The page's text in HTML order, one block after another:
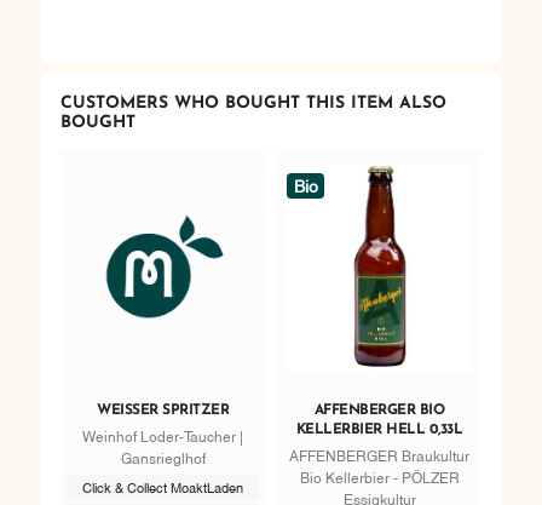
CUSTOMERS WHO BOUGHT THIS ITEM ALSO
BOUGHT
WEISSER SPRITZER
Weinhof Loder-Taucher |
Gansrieglhof
Click & Collect MoaktLaden
Bio
AFFENBERGER BIO
KELLERBIER HELL 0,33L
AFFENBERGER Braukultur
Bio Kellerbier - PÖLZER
Essigkultur